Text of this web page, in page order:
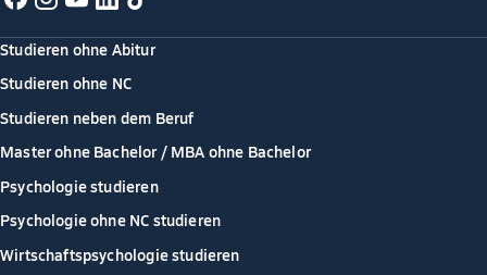
Studieren ohne Abitur
Studieren ohne NC
Studieren neben dem Beruf
Master ohne Bachelor / MBA ohne Bachelor
Psychologie studieren
Psychologie ohne NC studieren
Wirtschaftspsychologie studieren